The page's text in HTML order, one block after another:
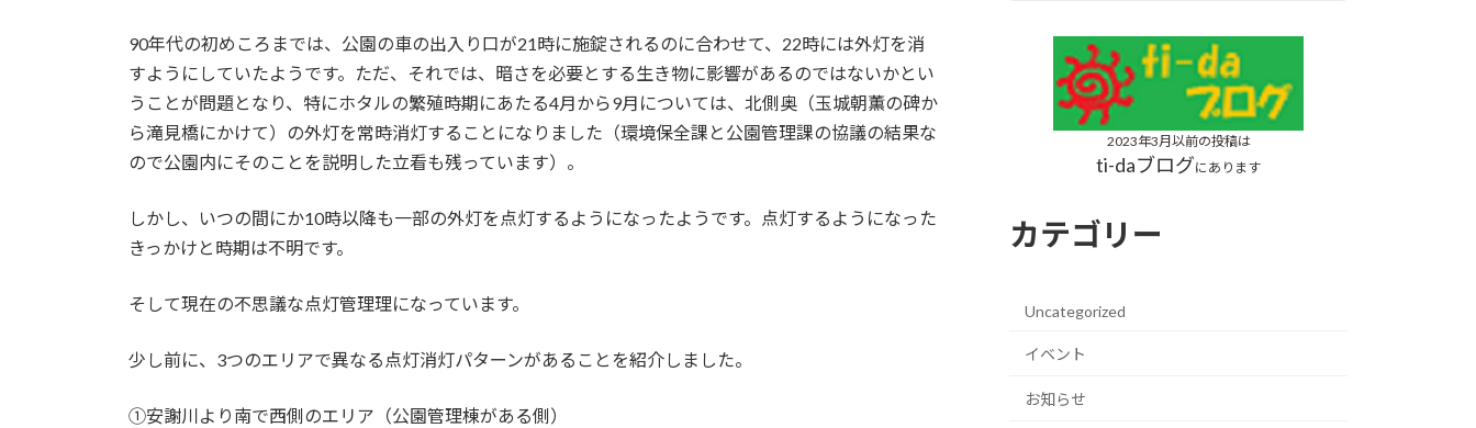
90年代の初めころまでは、公園の車の出入り口が21時に施錠されるのに合わせて、22時には外灯を消
すようにしていたようです。ただ、それでは、暗さを必要とする生き物に影響があるのではないかとい
うことが問題となり、特にホタルの繁殖時期にあたる4月から9月については、北側奥（玉城朝薫の碑か
ら滝見橋にかけて）の外灯を常時消灯することになりました（環境保全課と公園管理課の協議の結果な
ので公園内にそのことを説明した立看も残っています）。
しかし、いつの間にか10時以降も一部の外灯を点灯するようになったようです。点灯するようになった
きっかけと時期は不明です。
そして現在の不思議な点灯管理理になっています。
少し前に、3つのエリアで異なる点灯消灯パターンがあることを紹介しました。
①安謝川より南で西側のエリア（公園管理棟がある側）
2023年3月以前の投稿は
ti-daブログにあります
カテゴリー
Uncategorized
イベント
お知らせ